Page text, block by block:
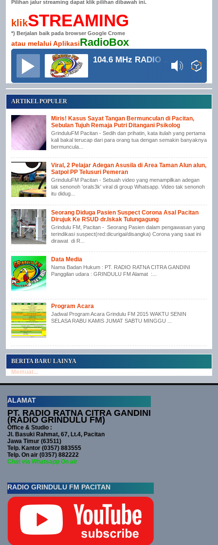
Pilihan jalur streaming dapat klik pilihan dibawah ini.
klikSTREAMING
*) Berjalan baik pada browser Google Crome
atau melalui AplikasiRadioBox
104.6 MHz RADIO GRINDULU FM
ARTIKEL POPULER
Miris! Kasus Sayat Tangan Bermunculan di Pacitan,
Sebulan Tujuh Remaja Putri Ditangani Psikolog
GrinduluFM Pacitan - Sedih dan prihatin, kata itulah yang pertama
kali bakal terucap dari para orang tua dengan semakin banyaknya
bermuncula...
Viral, 2 Pelajar Adegan Asusila di Area Taman Alun alun,
Satpol PP Telusuri Pemeran
GrinduluFM Pacitan - Sebuah video yang menampilkan adegan
tak senonoh 'orals3k' viral di group Whatsapp. Video tak senonoh
itu didug...
Seorang Diduga Pasien Suspect Corona Asal Pacitan
Dirujuk Ke RSUD dr.Iskak Tulungagung
Grindulu FM, Pacitan - Seorang Pasien dalam pengawasan yang
terindikasi suspect(red:dicurigai/disangka) Corona yang saat ini
dirawat di R...
Data Media
Nama Badan Hukum : PT. RADIO RATNA CITRA GANDINI
Panggilan udara : GRINDULU FM Alamat :...
Program Acara
Jadwal Program Acara Grindulu FM 2015 WAKTU SENIN
SELASA RABU KAMIS JUMAT SABTU MINGGU ...
BERITA BARU LAINYA
Memuat...
ALAMAT
PT. RADIO RATNA CITRA GANDINI
(RADIO GRINDULU FM)
Office & Studio :
Jl. Basuki Rahmat, 67, Lt.4, Pacitan
Jawa Timur (63511)
Telp. Kantor (0357) 883555
Telp. On air (0357) 882222
Chat via Whatsapp On air
RADIO GRINDULU FM PACITAN